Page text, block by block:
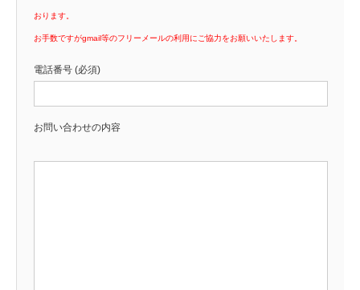
おります。
お手数ですがgmail等のフリーメールの利用にご協力をお願いいたします。
電話番号 (必須)
お問い合わせの内容